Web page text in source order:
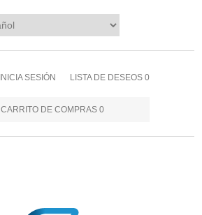
INICIA SESIÓN LISTA DE DESEOS 0
CARRITO DE COMPRAS 0